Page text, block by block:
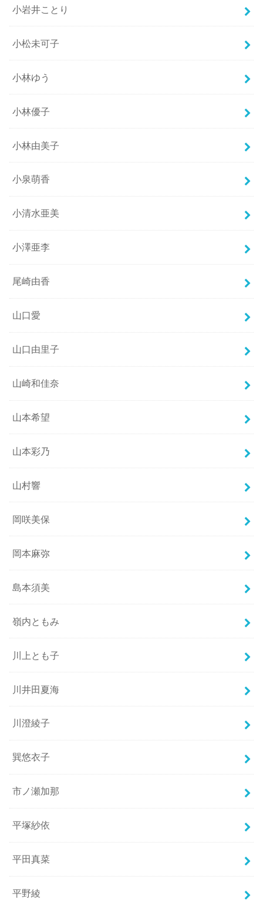
小岩井ことり
小松未可子
小林ゆう
小林優子
小林由美子
小泉萌香
小清水亜美
小澤亜李
尾崎由香
山口愛
山口由里子
山崎和佳奈
山本希望
山本彩乃
山村響
岡咲美保
岡本麻弥
島本須美
嶺内ともみ
川上とも子
川井田夏海
川澄綾子
巽悠衣子
市ノ瀬加那
平塚紗依
平田真菜
平野綾